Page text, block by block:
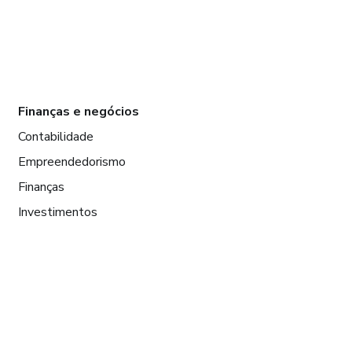
Finanças e negócios
Contabilidade
Empreendedorismo
Finanças
Investimentos